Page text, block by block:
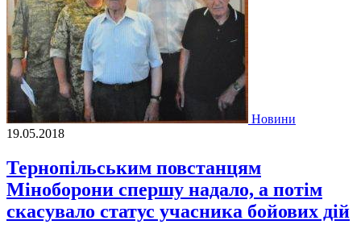
Новини
19.05.2018
Тернопільським повстанцям
Міноборони спершу надало, а потім
скасувало статус учасника бойових дій